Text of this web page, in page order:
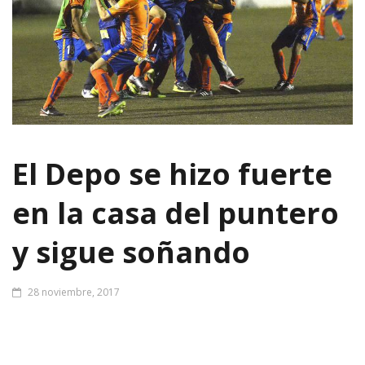
El Depo se hizo fuerte
en la casa del puntero
y sigue soñando
28 noviembre, 2017